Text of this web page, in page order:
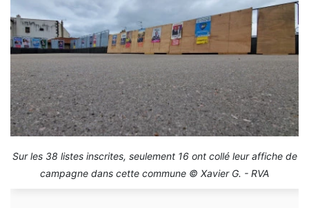
Sur les 38 listes inscrites, seulement 16 ont collé leur affiche de
campagne dans cette commune © Xavier G. - RVA